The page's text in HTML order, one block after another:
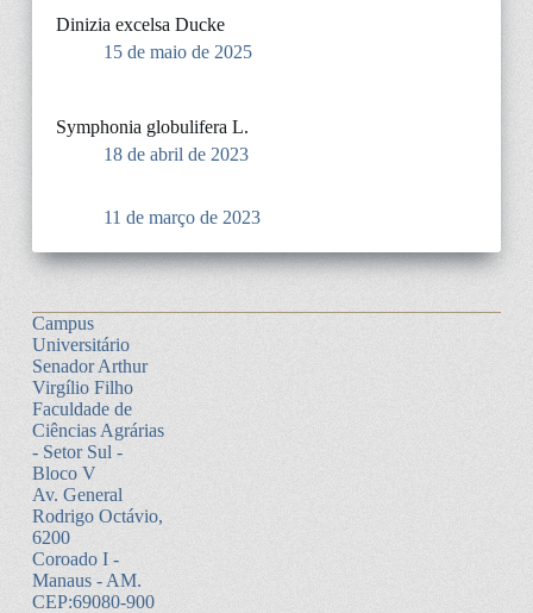
Dinizia excelsa Ducke
15 de maio de 2025
Symphonia globulifera L.
18 de abril de 2023
11 de março de 2023
Campus
Universitário
Senador Arthur
Virgílio Filho
Faculdade de
Ciências Agrárias
- Setor Sul -
Bloco V
Av. General
Rodrigo Octávio,
6200
Coroado I -
Manaus - AM.
CEP:69080-900